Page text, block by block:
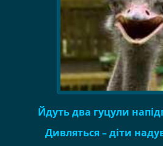
Йдуть два гуцули
Дивляться – діти